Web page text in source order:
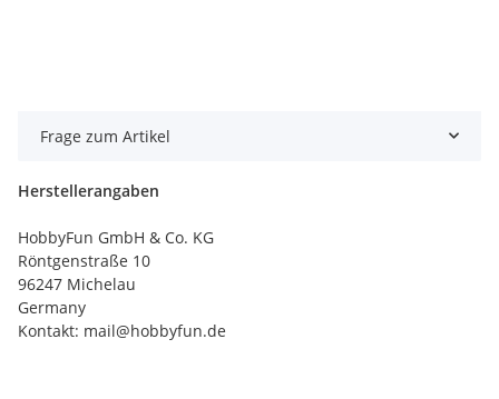
Frage zum Artikel
Herstellerangaben
HobbyFun GmbH & Co. KG
Röntgenstraße 10
96247 Michelau
Germany
Kontakt: mail@hobbyfun.de